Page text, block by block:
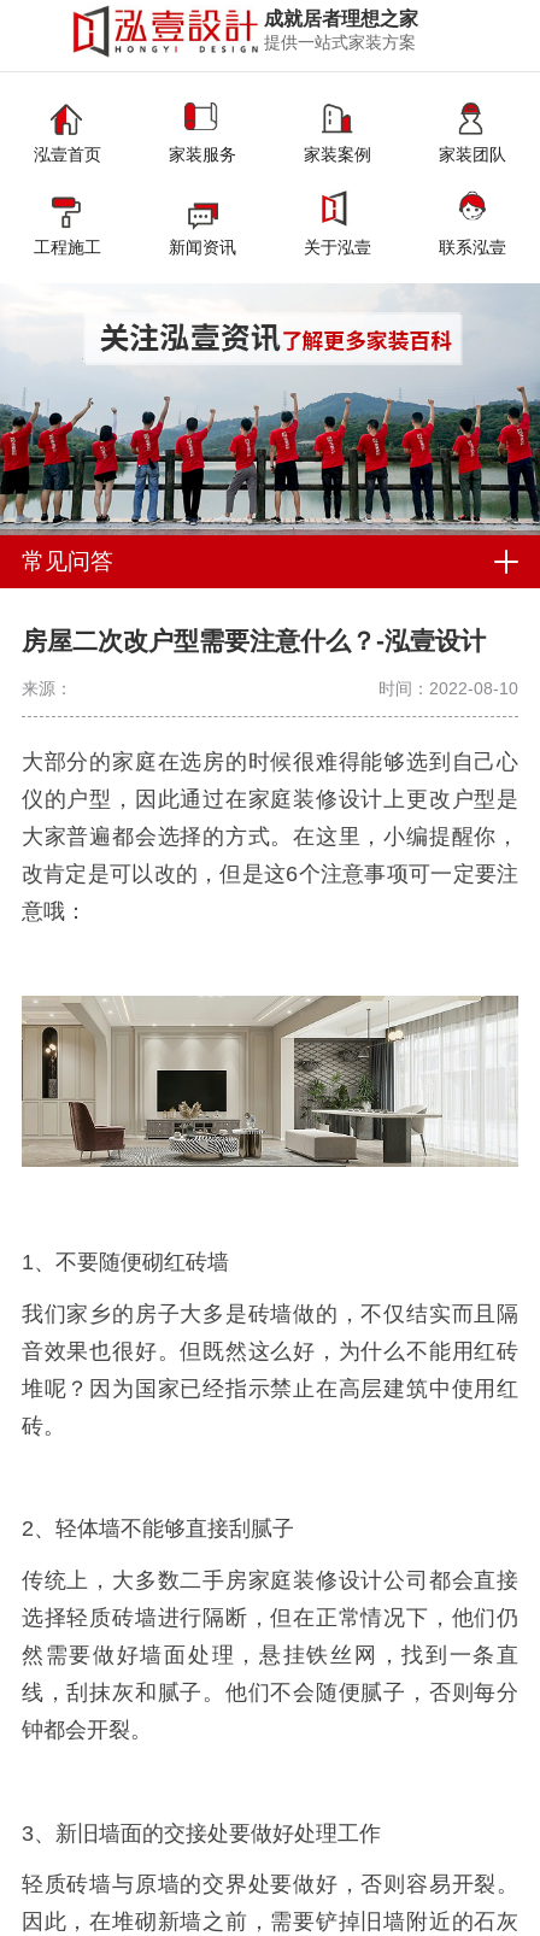
成就居者理想之家
提供一站式家装方案
泓壹首页 家装服务 家装案例 家装团队
工程施工 新闻资讯 关于泓壹 联系泓壹
常见问答
房屋二次改户型需要注意什么？-泓壹设计
来源： 时间：2022-08-10
大部分的家庭在选房的时候很难得能够选到自己心
仪的户型，因此通过在家庭装修设计上更改户型是
大家普遍都会选择的方式。在这里，小编提醒你，
改肯定是可以改的，但是这6个注意事项可一定要注
意哦：
1、不要随便砌红砖墙
我们家乡的房子大多是砖墙做的，不仅结实而且隔
音效果也很好。但既然这么好，为什么不能用红砖
堆呢？因为国家已经指示禁止在高层建筑中使用红
砖。
2、轻体墙不能够直接刮腻子
传统上，大多数二手房家庭装修设计公司都会直接
选择轻质砖墙进行隔断，但在正常情况下，他们仍
然需要做好墙面处理，悬挂铁丝网，找到一条直
线，刮抹灰和腻子。他们不会随便腻子，否则每分
钟都会开裂。
3、新旧墙面的交接处要做好处理工作
轻质砖墙与原墙的交界处要做好，否则容易开裂。
因此，在堆砌新墙之前，需要铲掉旧墙附近的石灰